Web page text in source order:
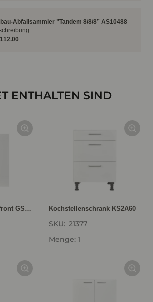
Abfallsammler ”Tandem 8/8/8” AS10488
ENTHALTEN SIND
Durchgehende Türfront GSBD60-I Kochstellenschrank KS2A60
SKU: 21377
Menge: 1